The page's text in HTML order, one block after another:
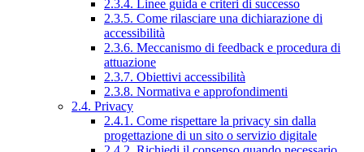
2.3.4. Linee guida e criteri di successo
2.3.5. Come rilasciare una dichiarazione di
accessibilità
2.3.6. Meccanismo di feedback e procedura di
attuazione
2.3.7. Obiettivi accessibilità
2.3.8. Normativa e approfondimenti
2.4. Privacy
2.4.1. Come rispettare la privacy sin dalla
progettazione di un sito o servizio digitale